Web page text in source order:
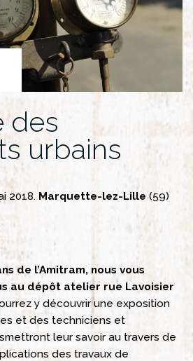
des
urbains
2018. Marquette-lez-Lille (59)
de l’Amitram, nous vous
au dépôt atelier rue Lavoisier
y découvrir une exposition
et des techniciens et
leur savoir au travers de
des travaux de